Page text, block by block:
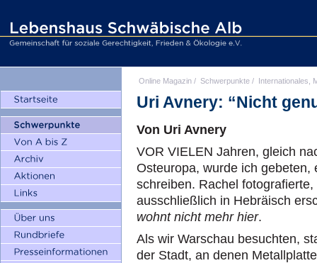
Online Magazin / Schwerpunkte / Internationales,
Uri Avnery: “Nicht
Von Uri Avnery
VOR VIELEN Jahren, gleich
Osteuropa, wurde ich
schreiben. Rachel
ausschließlich in Hebräisch
wohnt nicht mehr hier.
Als wir Warschau besuchten,
der Stadt, an denen